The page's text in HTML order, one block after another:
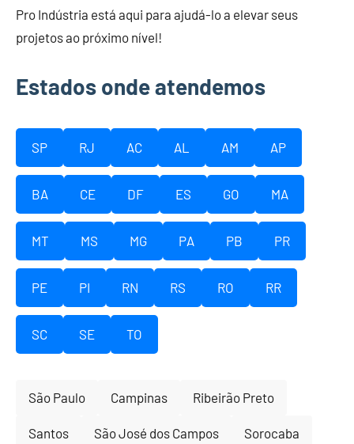
Pro Indústria está aqui para ajudá-lo a elevar seus
projetos ao próximo nível!
Estados onde atendemos
SP RJ AC AL AM AP
BA CE DF ES GO MA
MT MS MG PA PB PR
PE PI RN RS RO RR
SC SE TO
São Paulo Campinas Ribeirão Preto
Santos São José dos Campos Sorocaba